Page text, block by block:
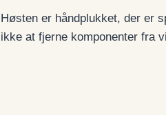
Høsten er håndplukket, der er
ikke at fjerne komponenter fra